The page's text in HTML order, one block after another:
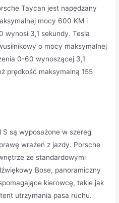
Taycan jest napędzany
mocy 600 KM i
wynosi 3,1 sekundy. Tesla
o mocy maksymalnej
0-60 wynoszącej 3,1
prędkość maksymalną 155
S są wyposażone w szereg
wrażeń z jazdy. Porsche
ze standardowymi
Bose, panoramiczny
kierowcę, takie jak
utrzymania pasa ruchu.